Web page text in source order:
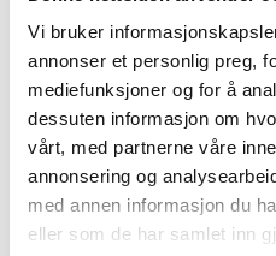
Vi bruker
annonser et personlig preg,
mediefunksjoner og for å
dessuten informasjon om
vårt, med partnerne våre
annonsering og
med annen informasjon du
eller som de har samlet inn
for dem som blir ledere
– Det kan være vanskelig
utvise makt ovenfor noen
på samme nivå med, sier